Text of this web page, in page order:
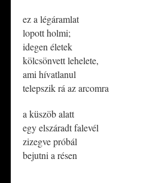
​ez a légáramlat
lopott holmi;
idegen életek
kölcsönvett lehelete,
ami hívatlanul
telepszik rá az arcomra
​a küszöb alatt
egy elszáradt falevél
zizegve próbál
bejutni a résen